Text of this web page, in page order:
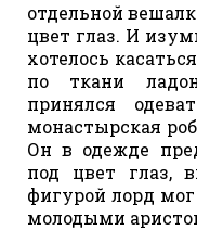
отдельной
цвет глаз. И
хотелось
по ткани
принялся
монастырская
Он в одежде
под цвет глаз,
фигурой лорд
молодыми